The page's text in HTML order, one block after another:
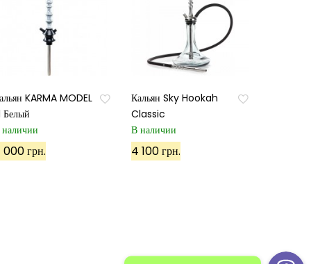
KARMA MODEL
Белый
грн.
Кальян Sky Hookah
Classic
В наличии
4 100 грн.